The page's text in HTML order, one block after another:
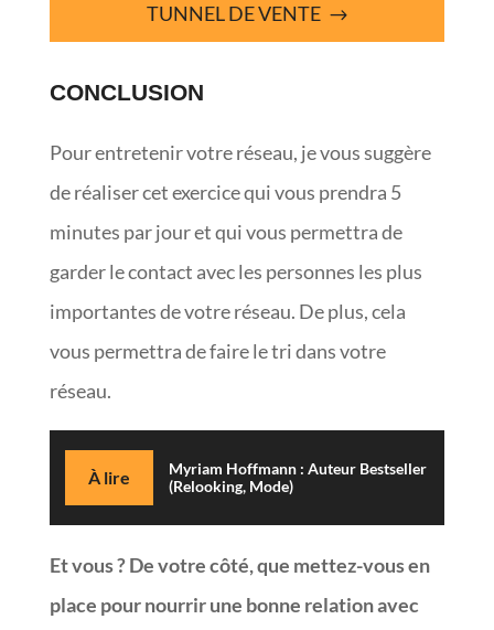
TUNNEL DE VENTE
CONCLUSION
Pour entretenir votre réseau, je vous suggère
de réaliser cet exercice qui vous prendra 5
minutes par jour et qui vous permettra de
garder le contact avec les personnes les plus
importantes de votre réseau. De plus, cela
vous permettra de faire le tri dans votre
réseau.
À lire
Myriam Hoffmann : Auteur Bestseller
(Relooking, Mode)
Et vous ? De votre côté, que mettez-vous en
place pour nourrir une bonne relation avec